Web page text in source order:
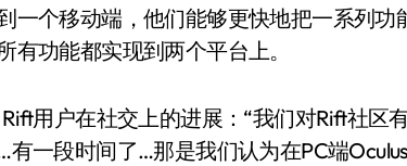
一个移动端，他们能够更快地把一系列功
功能都实现到两个平台上。
用户在社交上的进展：“我们对Rift社区
一段时间了…那是我们认为在PC端